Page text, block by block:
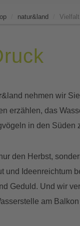
natur&land
&land nehmen wir
erzählen, das
in den Süden
den Herbst,
und Ideenreichtum
Geduld. Und wir
am